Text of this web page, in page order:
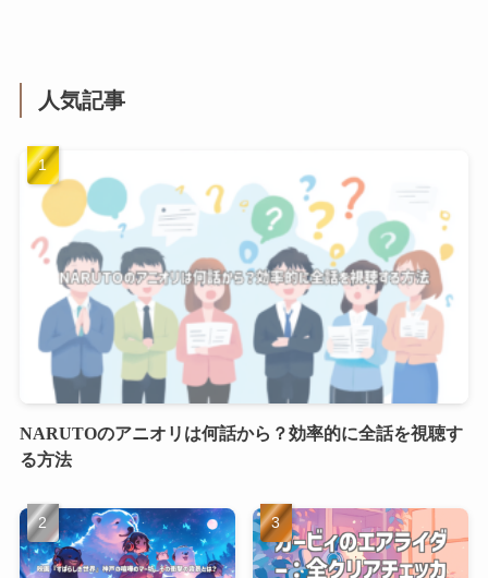
人気記事
NARUTOのアニオリは何話から？効率的に全話を視聴す
る方法